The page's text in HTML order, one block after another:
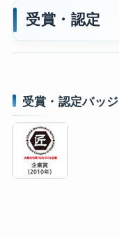
受賞・認定
受賞・認定バッジ